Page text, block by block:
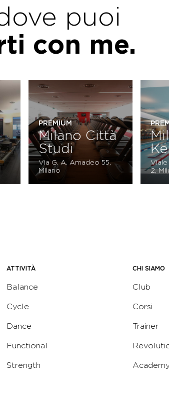
puoi
con me.
PREMIUM
Milano Città
Studi
Via G. A. Amadeo 55,
Milano
Viale
2,
ATTIVITÀ
Balance
Cycle
Dance
Functional
Strength
CHI SIAMO
Club
Corsi
Trainer